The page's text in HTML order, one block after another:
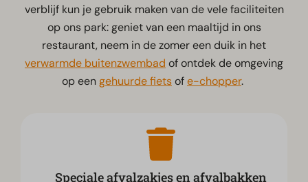
verblijf kun je gebruik maken van de vele faciliteiten
op ons park: geniet van een maaltijd in ons
restaurant, neem in de zomer een duik in het
verwarmde buitenzwembad of ontdek de omgeving
op eengehuurde fietsofe-chopper.
Speciale afvalzakjes en afvalbakken